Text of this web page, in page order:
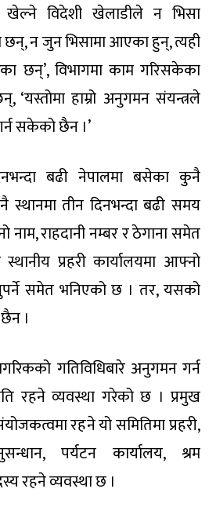
विदेशी खेलाडीले न भिसा
छन्, न जुन भिसामा आएका हुन्, त्यही
छन्’, विभागमा काम गरिसकेका
‘यस्तोमा हाम्रो अनुगमन संयन्त्रले
सकेको छैन ।’
बढी नेपालमा बसेका कुनै
तीन दिनभन्दा बढी समय
राहदानी नम्बर र ठेगाना समेत
प्रहरी कार्यालयमा आफ्नो
समेत भनिएको छ । तर, यसको
।
गतिविधिबारे अनुगमन गर्न
रहने व्यवस्था गरेको छ । प्रमुख
रहने यो समितिमा प्रहरी,
पर्यटन कार्यालय, श्रम
रहने व्यवस्था छ ।